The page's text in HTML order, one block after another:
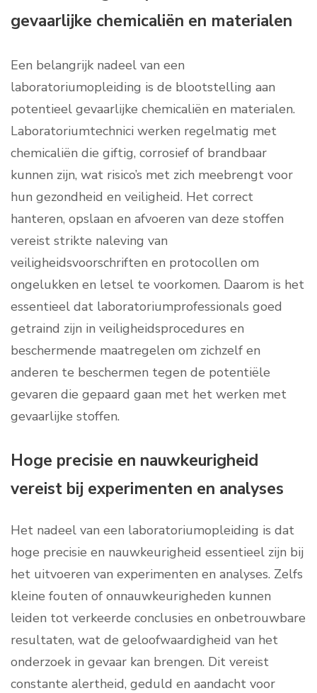
gevaarlijke chemicaliën en materialen
Een belangrijk nadeel van een
laboratoriumopleiding is de blootstelling aan
potentieel gevaarlijke chemicaliën en materialen.
Laboratoriumtechnici werken regelmatig met
chemicaliën die giftig, corrosief of brandbaar
kunnen zijn, wat risico’s met zich meebrengt voor
hun gezondheid en veiligheid. Het correct
hanteren, opslaan en afvoeren van deze stoffen
vereist strikte naleving van
veiligheidsvoorschriften en protocollen om
ongelukken en letsel te voorkomen. Daarom is het
essentieel dat laboratoriumprofessionals goed
getraind zijn in veiligheidsprocedures en
beschermende maatregelen om zichzelf en
anderen te beschermen tegen de potentiële
gevaren die gepaard gaan met het werken met
gevaarlijke stoffen.
Hoge precisie en nauwkeurigheid
vereist bij experimenten en analyses
Het nadeel van een laboratoriumopleiding is dat
hoge precisie en nauwkeurigheid essentieel zijn bij
het uitvoeren van experimenten en analyses. Zelfs
kleine fouten of onnauwkeurigheden kunnen
leiden tot verkeerde conclusies en onbetrouwbare
resultaten, wat de geloofwaardigheid van het
onderzoek in gevaar kan brengen. Dit vereist
constante alertheid, geduld en aandacht voor